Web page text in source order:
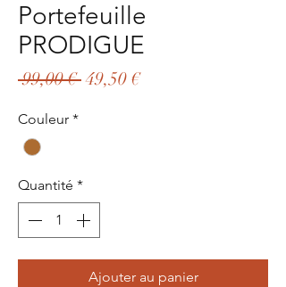
Portefeuille
PRODIGUE
99,00 € Prix
49,50 €Prix
Couleur *
Quantité *
Ajouter au panier